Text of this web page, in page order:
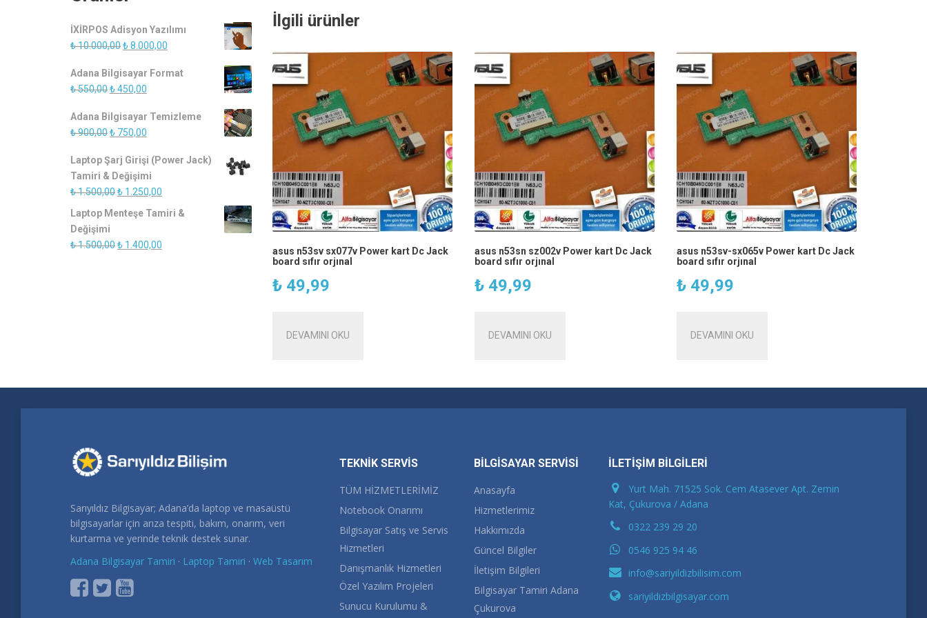
İlgili ürünler
asus n53sv sx077v Power kart Dc Jack
board sıfır orjınal
₺49,99
DEVAMINI OKU
asus n53sn sz002v Power kart Dc Jack
board sıfır orjınal
₺49,99
DEVAMINI OKU
asus n53sv-sx065v Power kart Dc Jack
board sıfır orjınal
₺49,99
DEVAMINI OKU
İXİRPOS Adisyon Yazılımı
₺10.000,00Orijinal
₺ 10.000,00.
₺8.000,00
fiyat:
Adana Bilgisayar Format
₺550,00Orijinal
₺ 550,00.
₺450,00
fiyat:
₺ 450,00.
Adana Bilgisayar Temizleme
₺900,00Orijinal
₺ 900,00.
₺ 750,00
fiyat:
₺ 750,00.
Laptop Şarj Girişi (Power Jack)
Tamiri & Değişimi
₺1.500,00Orijinal
₺ 1.250,00
andaki
Laptop Menteşe Tamiri &
Değişimi
₺1.500,00Orijinal
₺ 1.400,00
Sarıyıldız Bilgisayar; Adana’da laptop ve masaüstü
bilgisayarlar için arıza tespiti, bakım, onarım, veri
kurtarma ve yerinde teknik destek sunar.
Adana Bilgisayar Tamiri · Laptop Tamiri · Web Tasarım
TEKNİK SERVİS
TÜM HİZMETLERİMİZ
Notebook Onarımı
Bilgisayar Satış ve Servis
Hizmetleri
Danışmanlık Hizmetleri
Özel Yazılım Projeleri
Sunucu Kurulumu &
BİLGİSAYAR SERVİSİ
Anasayfa
Hizmetlerimiz
Hakkımızda
Güncel Bilgiler
İletişim Bilgileri
Bilgisayar Tamiri Adana
Çukurova
İLETİŞİM BİLGİLERİ
Yurt Mah. 71525 Sok. Cem Atasever Apt. Zemin
Kat, Çukurova / Adana
0322 239 29 20
0546 925 94 46
info@sariyildizbilisim.com
sariyildizbilgisayar.com